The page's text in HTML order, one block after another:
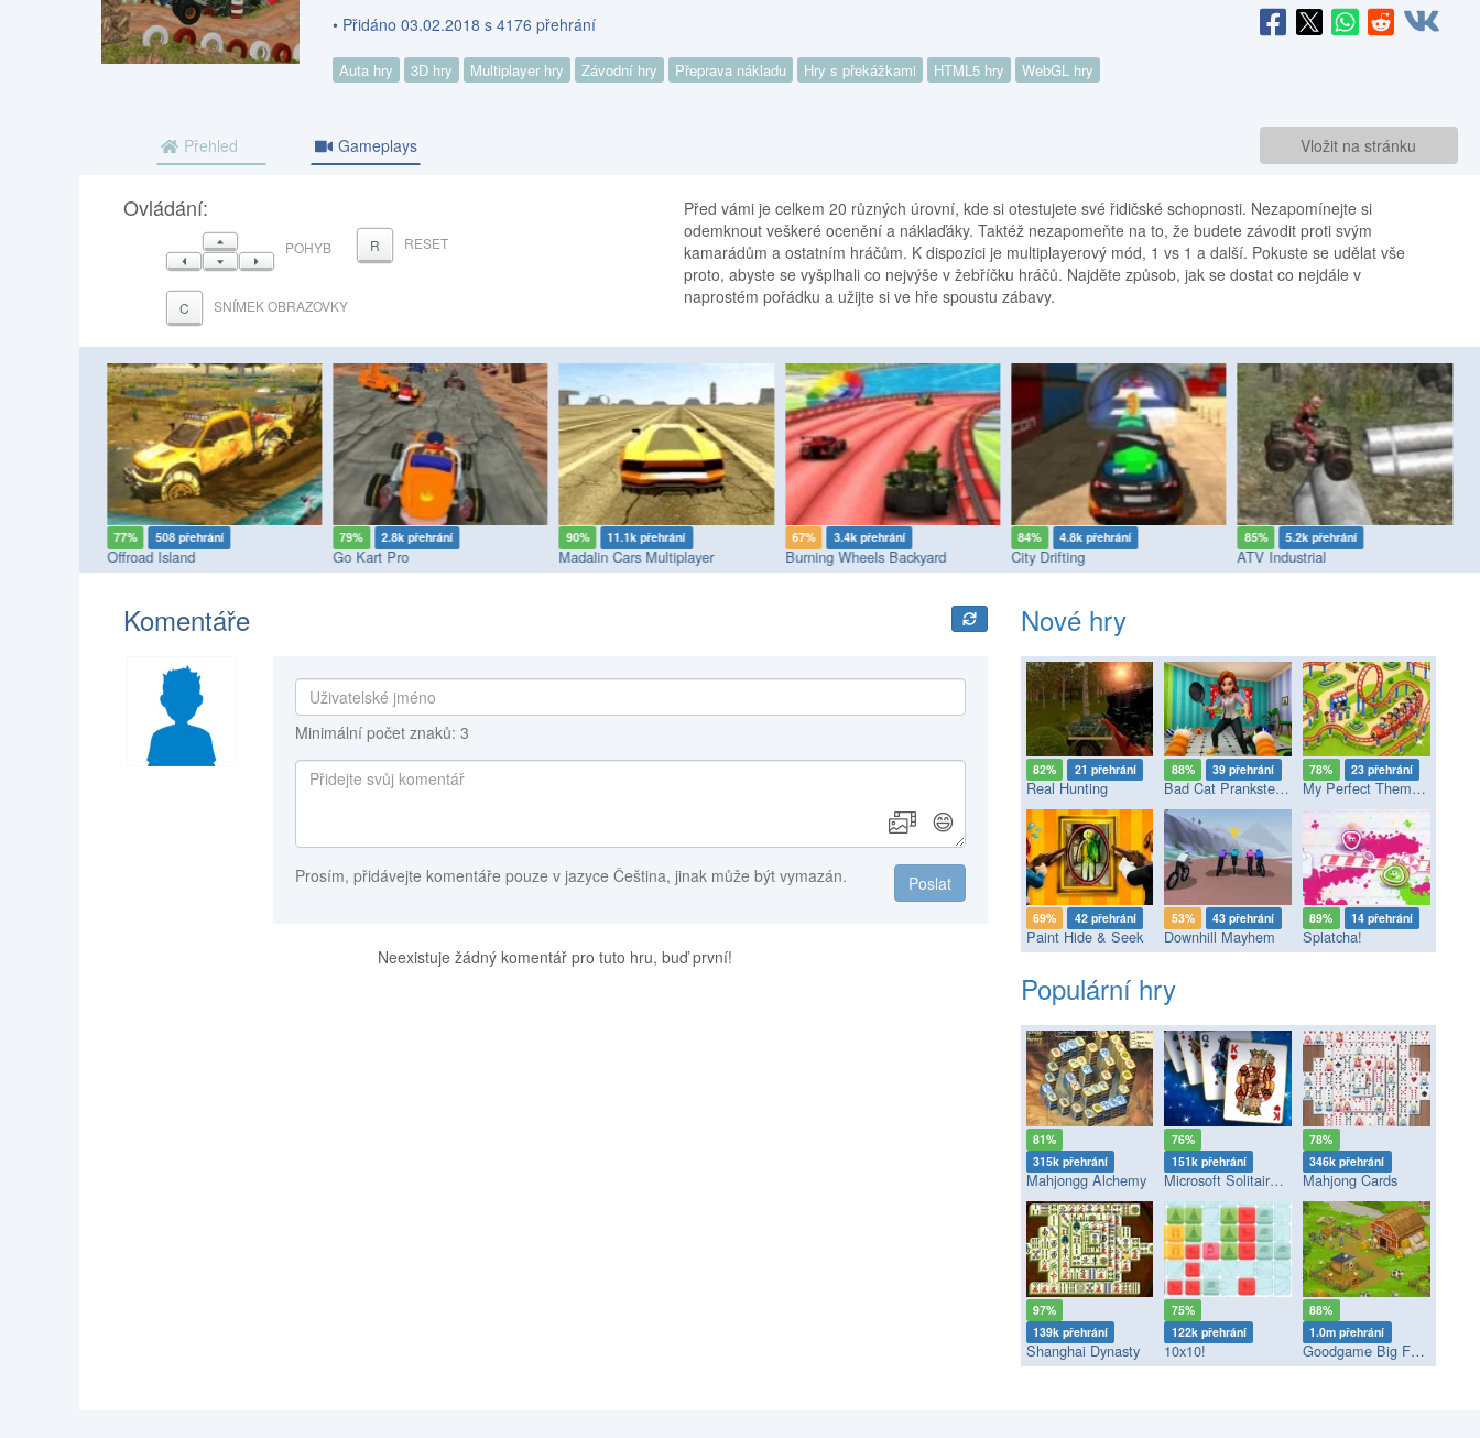
• Přidáno 03.02.2018 s 4176 přehrání
Auta hry 3D hry Multiplayer hry Závodní hry Přeprava nákladu Hry s překážkami HTML5 hry WebGL hry
Vložit na stránku
Přehled Gameplays
Ovládání:
NAHORU
VLEVODOLŮVPRAVO
POHYB R RESET
C SNÍMEK OBRAZOVKY
Před vámi je celkem 20 různých úrovní, kde si otestujete své řidičské schopnosti. Nezapomínejte si
odemknout veškeré ocenění a náklaďáky. Taktéž nezapomeňte na to, že budete závodit proti svým
kamarádům a ostatním hráčům. K dispozici je multiplayerový mód, 1 vs 1 a další. Pokuste se udělat vše
proto, abyste se vyšplhali co nejvýše v žebříčku hráčů. Najděte způsob, jak se dostat co nejdále v
naprostém pořádku a užijte si ve hře spoustu zábavy.
77% 508 přehrání
Offroad Island
79% 2.8k přehrání
Go Kart Pro
90% 11.1k přehrání
Madalin Cars Multiplayer
67% 3.4k přehrání
Burning Wheels Backyard
84% 4.8k přehrání
City Drifting
85% 5.2k přehrání
ATV Industrial
Komentáře
Minimální počet znaků: 3
😄
Poslat
Prosím, přidávejte komentáře pouze v jazyce Čeština, jinak může být vymazán.
Neexistuje žádný komentář pro tuto hru, buď první!
Nové hry
82% 21 přehrání
Real Hunting
88% 39 přehrání
Bad Cat Prankster - Mom’s Return
78% 23 přehrání
My Perfect Theme Park
69% 42 přehrání
Paint Hide & Seek
53% 43 přehrání
Downhill Mayhem
89% 14 přehrání
Splatcha!
Populární hry
81%
315k přehrání
Mahjongg Alchemy
76%
151k přehrání
Microsoft Solitaire Collection
78%
346k přehrání
Mahjong Cards
97%
139k přehrání
Shanghai Dynasty
75%
122k přehrání
10x10!
88%
1.0m přehrání
Goodgame Big Farm